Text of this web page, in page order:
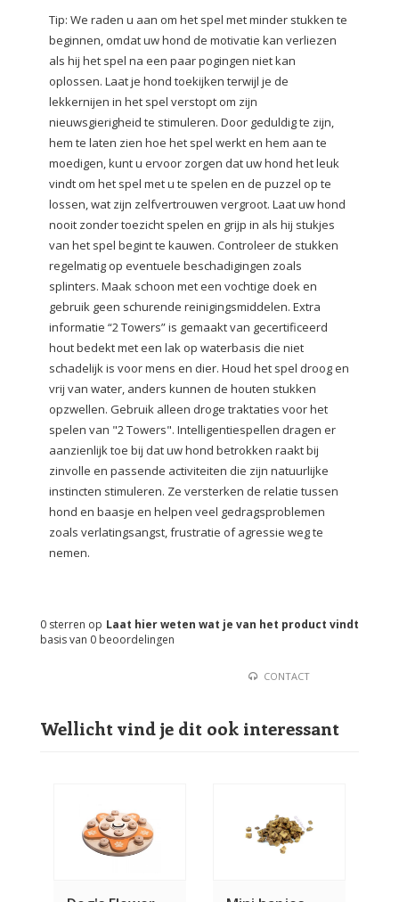
Tip: We raden u aan om het spel met minder stukken te
beginnen, omdat uw hond de motivatie kan verliezen
als hij het spel na een paar pogingen niet kan
oplossen. Laat je hond toekijken terwijl je de
lekkernijen in het spel verstopt om zijn
nieuwsgierigheid te stimuleren. Door geduldig te zijn,
hem te laten zien hoe het spel werkt en hem aan te
moedigen, kunt u ervoor zorgen dat uw hond het leuk
vindt om het spel met u te spelen en de puzzel op te
lossen, wat zijn zelfvertrouwen vergroot. Laat uw hond
nooit zonder toezicht spelen en grijp in als hij stukjes
van het spel begint te kauwen. Controleer de stukken
regelmatig op eventuele beschadigingen zoals
splinters. Maak schoon met een vochtige doek en
gebruik geen schurende reinigingsmiddelen. Extra
informatie “2 Towers” is gemaakt van gecertificeerd
hout bedekt met een lak op waterbasis die niet
schadelijk is voor mens en dier. Houd het spel droog en
vrij van water, anders kunnen de houten stukken
opzwellen. Gebruik alleen droge traktaties voor het
spelen van "2 Towers". Intelligentiespellen dragen er
aanzienlijk toe bij dat uw hond betrokken raakt bij
zinvolle en passende activiteiten die zijn natuurlijke
instincten stimuleren. Ze versterken de relatie tussen
hond en baasje en helpen veel gedragsproblemen
zoals verlatingsangst, frustratie of agressie weg te
nemen.
Laat hier weten wat je van het product vindt
0 sterren op
basis van 0 beoordelingen
CONTACT
Wellicht vind je dit ook interessant